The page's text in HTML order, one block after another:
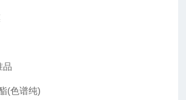
品
(色谱纯)